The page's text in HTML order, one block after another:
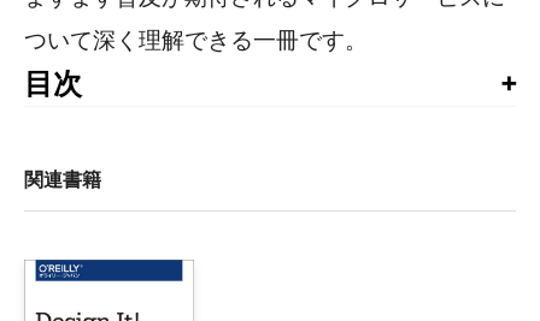
ついて深く理解できる一冊です。
目次
1章 マイクロサービス
    1.1 マイクロサービスとは
        1.1.2 自律性
関連書籍